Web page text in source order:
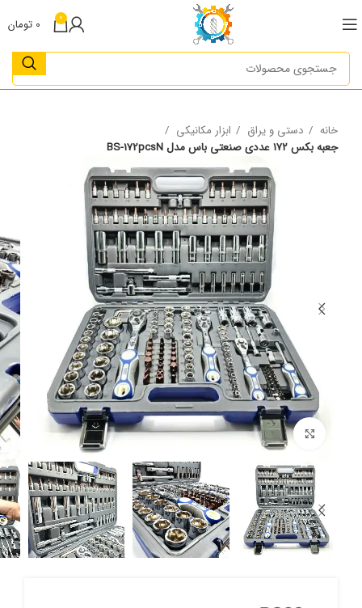
0
0 تومان
خانه دستی و یراق
ابزار مکانیکی
جعبه بکس ۱۷۲ عددی صنعتی باس مدل BS-172pcsN
برای بزرگنمایی کلیک کنید